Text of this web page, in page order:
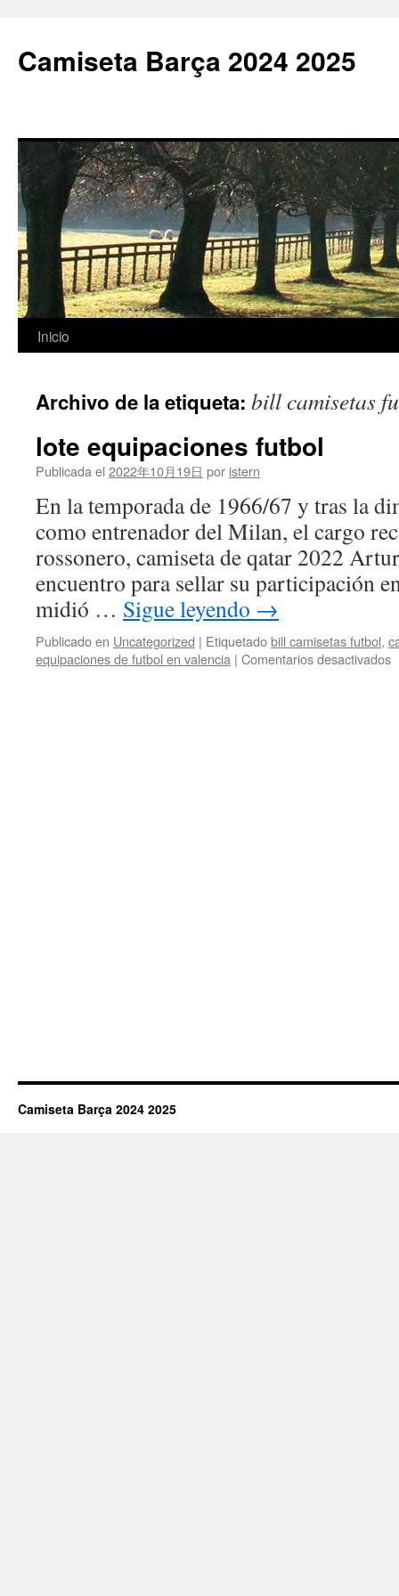
Camiseta Barça 2024 2025
Saltar
contenido
Inicio
Archivo de la etiqueta: bill camisetas
lote equipaciones futbol
Publicada el 2022年10月19日 por istern
En la temporada de 1966/67 y tras la
como entrenador del Milan, el cargo
rossonero, camiseta de qatar 2022
encuentro para sellar su participación
midió … Sigue leyendo →
Publicado en Uncategorized | Etiquetadobill camisetas futbol,
equipaciones de futbol en valencia | Comentarios desactivados
Camiseta Barça 2024 2025